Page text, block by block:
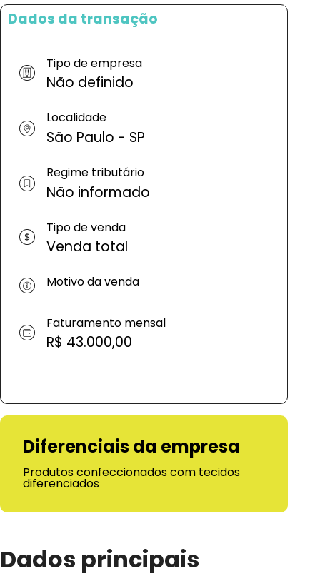
Dados da transação
Tipo de empresa
Não definido
Localidade
São Paulo - SP
Regime tributário
Não informado
Tipo de venda
Venda total
Motivo da venda
Faturamento mensal
R$ 43.000,00
Diferenciais da empresa
Produtos confeccionados com tecidos
diferenciados
Dados principais